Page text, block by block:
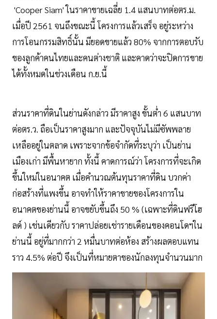
'Cooper Siam' ในราคาขายเฉลี่ย 1.4 แสนบาทต่อตร.ม.
เมื่อปี 2561 จนถึงขณะนี้ โครงการแล้วเสร็จ อยู่ระหว่าง
การโอนกรรมสิทธิ์นั้น มียอดขายแล้ว 80% จากการตอบรับ
ของลูกค้าคนไทยและคนต่างชาติ และคาดว่าจะปิดการขาย
ได้ทั้งหมดในช่วงเดือน ก.ย.นี้
ส่วนราคาที่ดินในย่านดังกล่าว มีราคาสูง ขั้นต่ำ 6 แสนบาท
ต่อตร.ว. ถือเป็นราคาสูงมาก และปัจจุบันไม่มีซัพพลาย
เหลืออยู่ในตลาด เพราะจากข้อจำกัดที่ระบุว่า เป็นย่าน
เมืองเก่า มีพื้นหายาก ทั้งนี้ คาดการณ์ว่า โครงการที่จะเกิด
ขึ้นใหม่ในอนาคต เมื่อคำนวณต้นทุนราคาที่ดิน บวกค่า
ก่อสร้างที่แพงขึ้น อาจทำให้ราคาขายของโครงการใน
อนาคตของย่านนี้ อาจขยับขึ้นถึง 50 % (เฉพาะที่ดินฟรีโฮ
ลด์ ) เช่นเดียวกับ ราคาปล่อยเช่ารายเดือนของคอนโดฯใน
ย่านนี้ อยู่ที่มากกว่า 2 หมื่นบาทต่อห้อง สร้างผลตอบแทน
ราว 4.5% ต่อปี จึงเป็นที่หมายตาของนักลงทุนจำนวนมาก